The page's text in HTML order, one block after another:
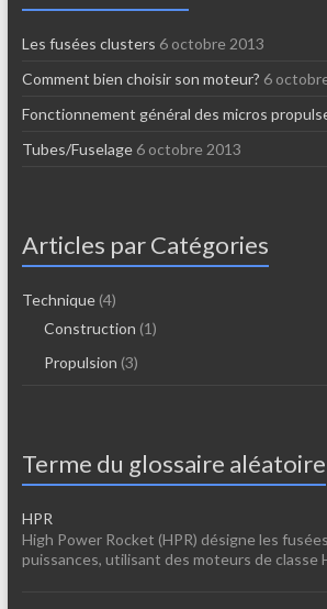
Les fusées clusters 6 octobre 2013
Comment bien choisir son moteur? 6
Fonctionnement général des micros
Tubes/Fuselage 6 octobre 2013
Articles par Catégories
Technique(4)
Construction (1)
Propulsion (3)
Terme du glossaire aléatoire
HPR
High Power Rocket (HPR) désigne les
puissances, utilisant des moteurs de classe